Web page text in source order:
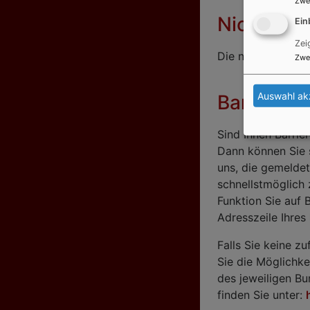
Nicht
Die nachstehend
Barrieren
Sind Ihnen
Dann können
uns, die
schnellstmöglich
Funktion Sie auf
Adresszeile
Falls Sie keine
Sie die
des jeweiligen
finden Sie unter:
Auswahl